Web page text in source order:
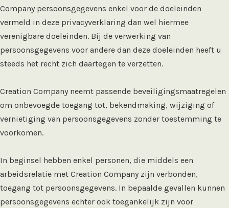
Company persoonsgegevens enkel voor de doeleinden
vermeld in deze privacyverklaring dan wel hiermee
verenigbare doeleinden. Bij de verwerking van
persoonsgegevens voor andere dan deze doeleinden heeft u
steeds het recht zich daartegen te verzetten.
Creation Company neemt passende beveiligingsmaatregelen
om onbevoegde toegang tot, bekendmaking, wijziging of
vernietiging van persoonsgegevens zonder toestemming te
voorkomen.
In beginsel hebben enkel personen, die middels een
arbeidsrelatie met Creation Company zijn verbonden,
toegang tot persoonsgegevens. In bepaalde gevallen kunnen
persoonsgegevens echter ook toegankelijk zijn voor